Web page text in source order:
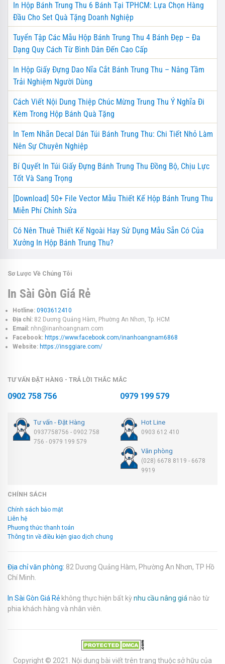
In Hộp Bánh Trung Thu 6 Bánh Tại TPHCM: Lựa Chọn Hàng
Đầu Cho Set Quà Tặng Doanh Nghiệp
Tuyển Tập Các Mẫu Hộp Bánh Trung Thu 4 Bánh Đẹp – Đa
Dạng Quy Cách Từ Bình Dân Đến Cao Cấp
In Hộp Giấy Đựng Dao Nĩa Cắt Bánh Trung Thu – Nâng Tầm
Trải Nghiệm Người Dùng
Cách Viết Nội Dung Thiệp Chúc Mừng Trung Thu Ý Nghĩa Đi
Kèm Trong Hộp Bánh Quà Tặng
In Tem Nhãn Decal Dán Túi Bánh Trung Thu: Chi Tiết Nhỏ Làm
Nên Sự Chuyên Nghiệp
Bí Quyết In Túi Giấy Đựng Bánh Trung Thu Đồng Bộ, Chịu Lực
Tốt Và Sang Trọng
[Download] 50+ File Vector Mẫu Thiết Kế Hộp Bánh Trung Thu
Miễn Phí Chỉnh Sửa
Có Nên Thuê Thiết Kế Ngoài Hay Sử Dụng Mẫu Sẵn Có Của
Xưởng In Hộp Bánh Trung Thu?
Sơ Lược Về Chúng Tôi
In Sài Gòn Giá Rẻ
Hotline: 0903612410
Địa chỉ: 82 Dương Quảng Hàm, Phường An Nhơn, Tp. HCM
Email: nhn@inanhoangnam.com
Facebook: https://www.facebook.com/inanhoangnam6868
Website: https://insggiare.com/
TƯ VẤN ĐẶT HÀNG - TRẢ LỜI THẮC MẮC
0902 758 756 0979 199 579
Tư vấn - Đặt Hàng
0937758756 - 0902 758
756 - 0979 199 579
Hot Line
0903 612 410
Văn phòng
(028) 6678 8119 - 6678
9919
CHÍNH SÁCH
Chính sách bảo mật
Liên hệ
Phương thức thanh toán
Thông tin về điều kiện giao dịch chung
Địa chỉ văn phòng: 82 Dương Quảng Hàm, Phường An Nhơn, TP Hồ
Chí Minh.
In Sài Gòn Giá Rẻ không thực hiện bất kỳ nhu cầu nâng giá nào từ
phia khách hàng và nhân viên.
Copyright © 2021. Nội dung bài viết trên trang thuộc sở hữu của